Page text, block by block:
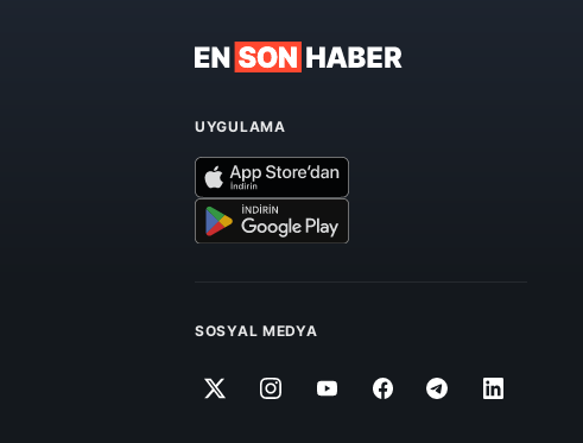
UYGULAMA
SOSYAL MEDYA